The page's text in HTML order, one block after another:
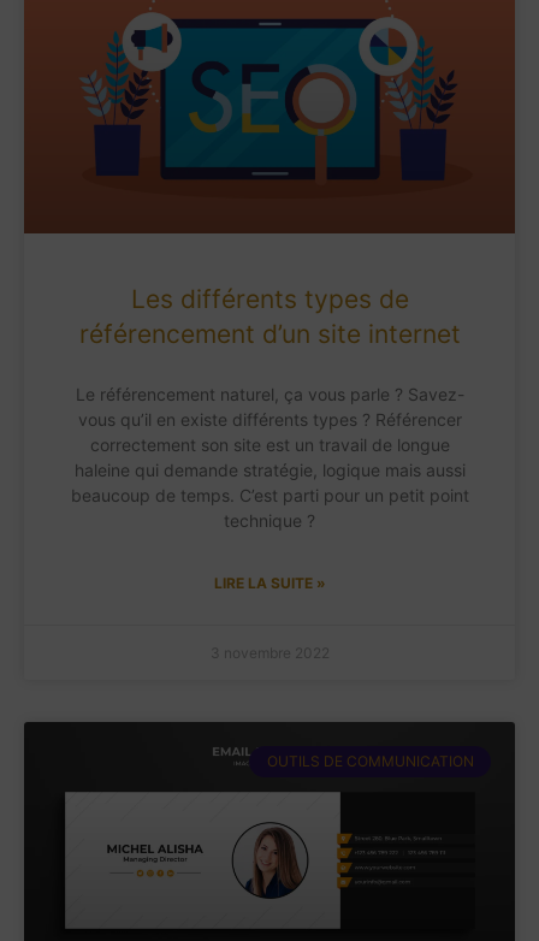
Les différents types de
référencement d’un site internet
Le référencement naturel, ça vous parle ? Savez-
vous qu’il en existe différents types ? Référencer
correctement son site est un travail de longue
haleine qui demande stratégie, logique mais aussi
beaucoup de temps. C’est parti pour un petit point
technique ?
LIRE LA SUITE »
3 novembre 2022
OUTILS DE COMMUNICATION